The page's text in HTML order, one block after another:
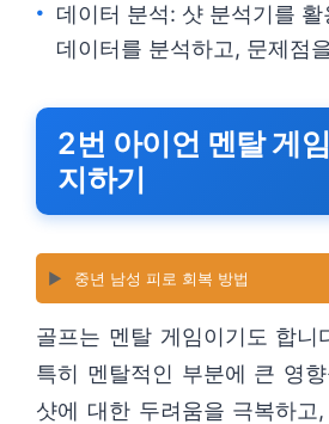
데이터 분석: 샷 분석기를
데이터를 분석하고, 문제점
2번 아이언 멘탈 게
지하기
▶️ 중년 남성 피로 회복 방법
골프는 멘탈 게임이기도 합니
특히 멘탈적인 부분에 큰 영
샷에 대한 두려움을 극복하고